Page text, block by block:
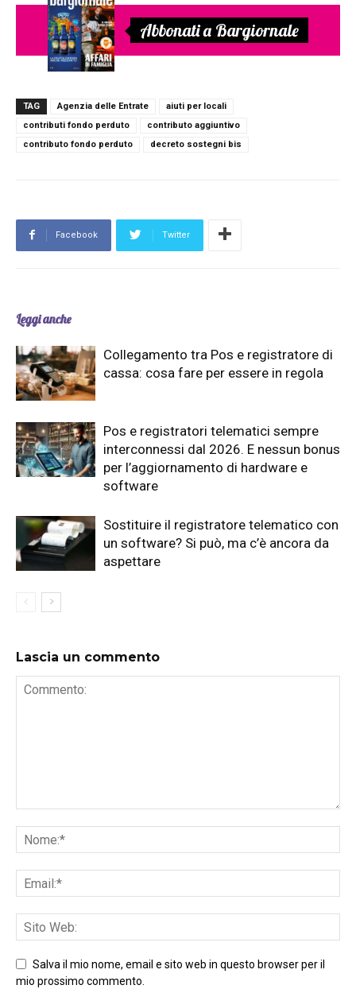
Abbonati a Bargiornale
TAG Agenzia delle Entrate
aiuti per locali
contributi fondo perduto
contributo aggiuntivo
contributo fondo perduto
decreto sostegni bis
Facebook Twitter
Leggi anche
Collegamento tra Pos e registratore di
cassa: cosa fare per essere in regola
Pos e registratori telematici sempre
interconnessi dal 2026. E nessun bonus
per l’aggiornamento di hardware e
software
Sostituire il registratore telematico con
un software? Si può, ma c’è ancora da
aspettare
Lascia un commento
Salva il mio nome, email e sito web in questo browser per il
mio prossimo commento.